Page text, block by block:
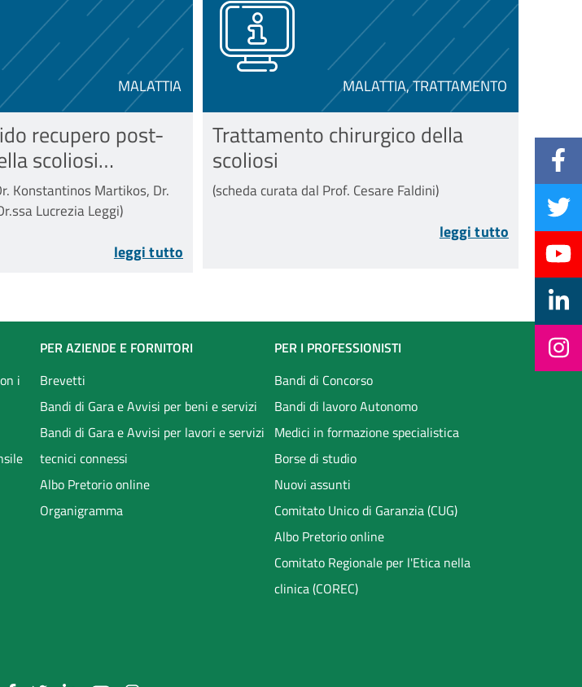
MALATTIA
recupero post-
scoliosi
Konstantinos Martikos, Dr.
Lucrezia Leggi)
leggi tutto
MALATTIA, TRATTAMENTO
Trattamento chirurgico della
scoliosi
(scheda curata dal Prof. Cesare Faldini)
leggi tutto
i
PER AZIENDE E FORNITORI
Brevetti
Bandi di Gara e Avvisi per beni e servizi
Bandi di Gara e Avvisi per lavori e servizi
tecnici connessi
Albo Pretorio online
Organigramma
PER I PROFESSIONISTI
Bandi di Concorso
Bandi di lavoro Autonomo
Medici in formazione specialistica
Borse di studio
Nuovi assunti
Comitato Unico di Garanzia (CUG)
Albo Pretorio online
Comitato Regionale per l'Etica nella
clinica (COREC)